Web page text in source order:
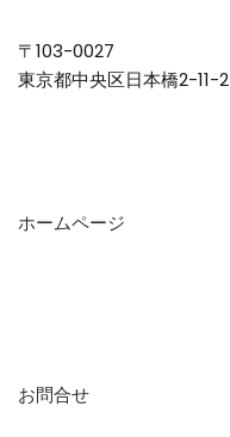
〒103-0027
東京都中央区日本橋2-11-2
ホームページ
お問合せ